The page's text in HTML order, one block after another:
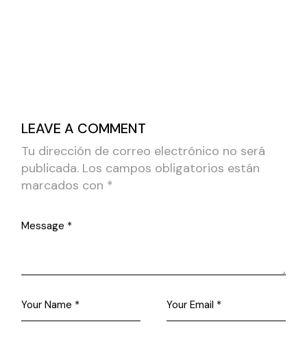
LEAVE A COMMENT
Tu dirección de correo electrónico no será
publicada. Los campos obligatorios están
marcados con *